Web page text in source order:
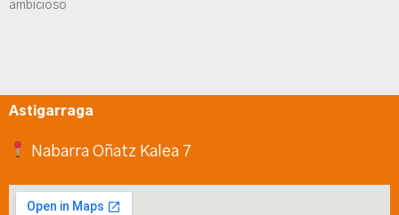
ambicioso
Astigarraga
Nabarra Oñatz Kalea 7